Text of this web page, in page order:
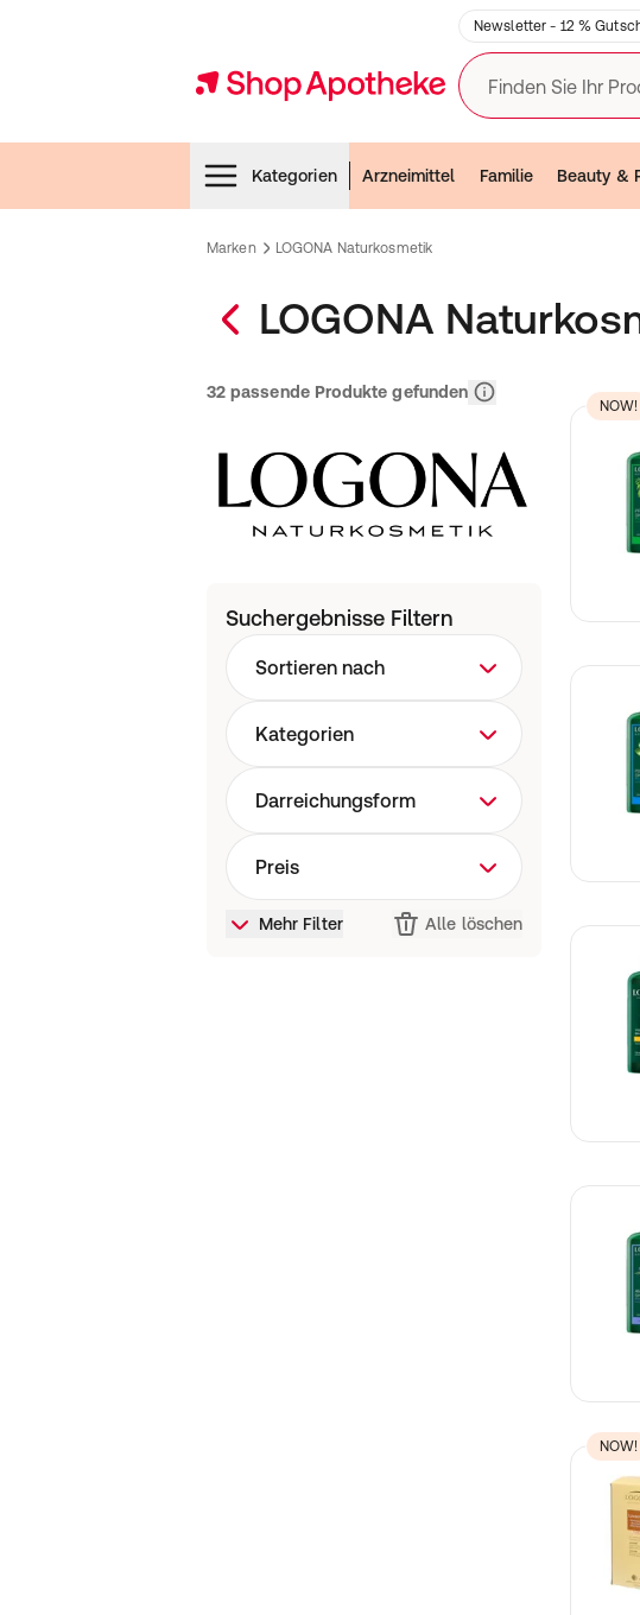
Newsletter - 12 %
Finden Sie Ihr
Kategorien
Arzneimittel Familie Beauty &
Marken LOGONA Naturkosmetik
LOGONA
32 passende Produkte gefundenRelevanz
Suchergebnisse Filtern
Sortieren nach
Kategorien
Darreichungsform
Preis
Mehr Filter Alle löschen
NOW!
NOW!